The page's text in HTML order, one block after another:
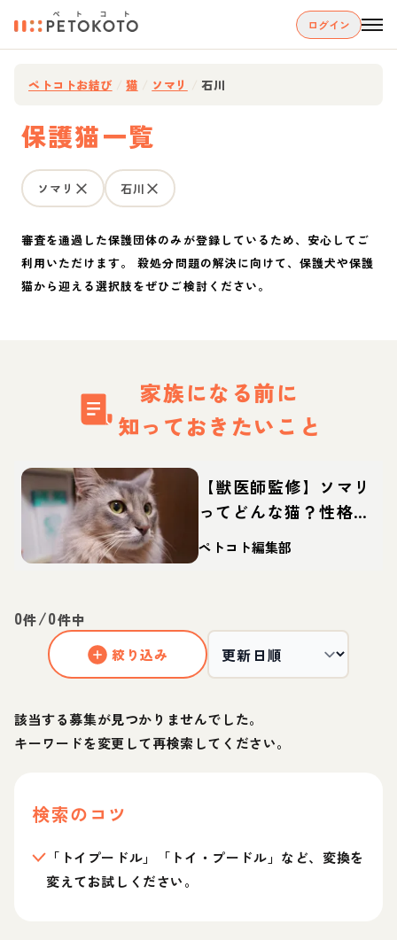
ログイン
ペトコトお結び 猫 ソマリ 石川
保護猫一覧
ソマリ 石川
審査を通過した保護団体のみが登録しているため、安心してご
利用いただけます。 殺処分問題の解決に向けて、保護犬や保護
猫から迎える選択肢をぜひご検討ください。
家族になる前に
知っておきたいこと
【獣医師監修】ソマリ
ってどんな猫？性格・
体重・寿命の特徴・迎
え方
ペトコト編集部
0件/0件中
絞り込み
該当する募集が見つかりませんでした。
キーワードを変更して再検索してください。
検索のコツ
「トイプードル」「トイ・プードル」など、変換を
変えてお試しください。